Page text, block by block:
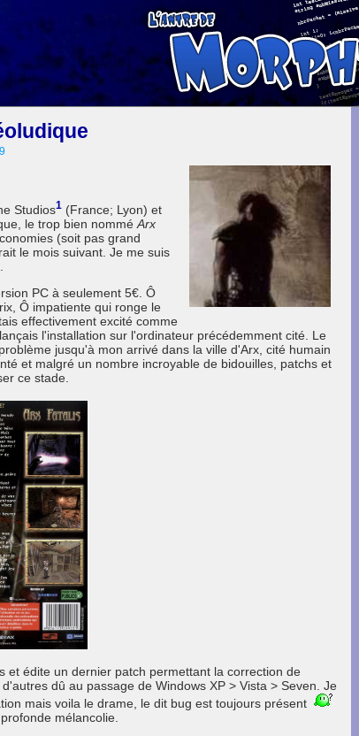
Studios1 (France; Lyon) et
le trop bien nomméArx
(soit pas grand
le mois suivant. Je me suis
PC à seulement 5€. Ô
Ô impatiente qui ronge le
effectivement excité comme
l'installation sur l'ordinateur précédemment cité. Le
jusqu'à mon arrivé dans la ville d'Arx, cité humain
et malgré un nombre incroyable de bidouilles, patchs et
ce stade.
et édite un dernier patch permettant la correction de
dû au passage de Windows XP > Vista > Seven. Je
mais voila le drame, le dit bug est toujours présent
mélancolie.